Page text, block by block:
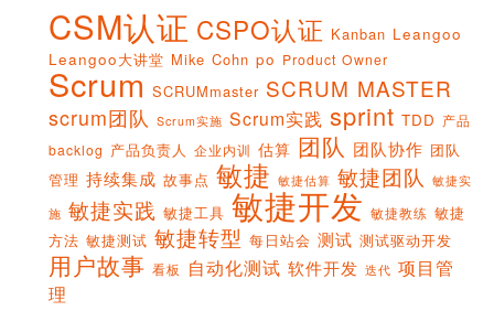
CSM认证 CSPO认证 Kanban Leangoo
Leangoo大讲堂 Mike Cohn po Product Owner
Scrum SCRUMmaster SCRUM MASTER
scrum团队 Scrum实施 Scrum实践 sprint TDD 产品
backlog 产品负责人 企业内训 估算 团队 团队协作 团队
管理 持续集成 故事点 敏捷 敏捷估算 敏捷团队 敏捷实
施 敏捷实践 敏捷工具 敏捷开发 敏捷教练 敏捷
方法 敏捷测试 敏捷转型 每日站会 测试 测试驱动开发
用户故事 看板 自动化测试 软件开发 迭代 项目管
理